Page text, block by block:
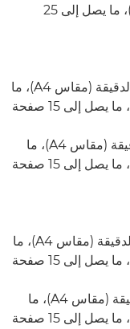
يصل إلى 22 صفحة في الدقيقة (مقاس A3)، ما يصل إلى 25
على وجه واحد: ما يصل إلى 30 صفحة في الدقيقة (مقاس A4)، ما
يصل إلى 15 صفحة في الدقيقة (مقاس A3)، ما يصل إلى 15 صفحة
على وجهين: ما يصل إلى 30 صفحة في الدقيقة (مقاس A4)، ما
يصل إلى 15 صفحة في الدقيقة (مقاس A3)، ما يصل إلى 15 صفحة
على وجه واحد: ما يصل إلى 25 صفحة في الدقيقة (مقاس A4)، ما
يصل إلى 15 صفحة في الدقيقة (مقاس A3)، ما يصل إلى 15 صفحة
على وجهين: ما يصل إلى 25 صفحة في الدقيقة (مقاس A4)، ما
يصل إلى 15 صفحة في الدقيقة (مقاس A3)، ما يصل إلى 15 صفحة